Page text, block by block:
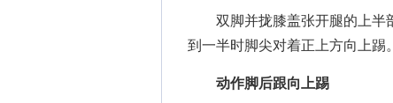
双脚并拢膝盖张开腿的上半
到一半时脚尖对着正上方向上踢。
动作脚后跟向上踢